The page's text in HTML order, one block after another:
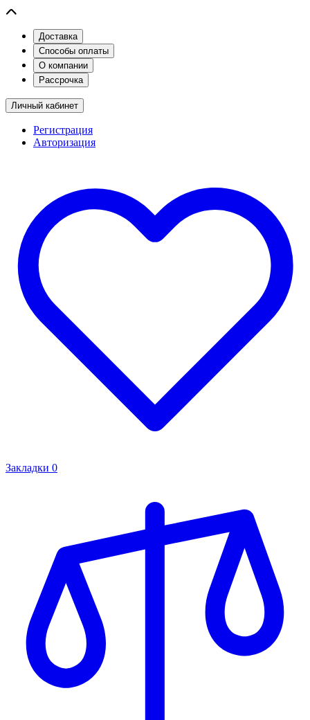
Доставка
Способы оплаты
О компании
Рассрочка
Личный кабинет
Регистрация
Авторизация
Закладки 0